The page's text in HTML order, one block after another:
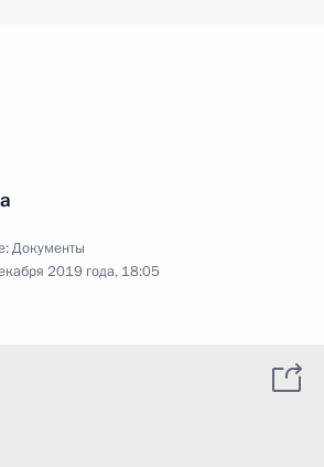
Документы
2019 года, 18:05